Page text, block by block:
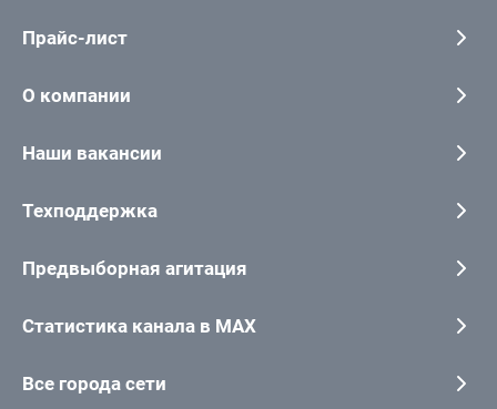
Прайс-лист
О компании
Наши вакансии
Техподдержка
Предвыборная агитация
Статистика канала в MAX
Все города сети